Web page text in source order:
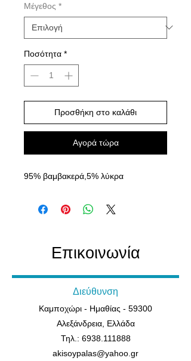
Μέγεθος *
Ποσότητα *
Προσθήκη στο καλάθι
Αγορά τώρα
95% βαμβακερά,5% λύκρα
Επικοινωνία
Διεύθυνση
Καμποχώρι - Ημαθίας - 59300
Αλεξάνδρεια, Ελλάδα
Τηλ.: 6938.111888
akisoypalas@yahoo.gr